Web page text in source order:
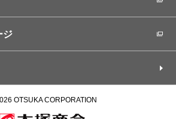
ジ
OTSUKA CORPORATION